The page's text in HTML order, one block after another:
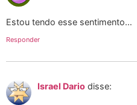
Estou tendo esse sentimento…
Responder
Israel Dario disse: